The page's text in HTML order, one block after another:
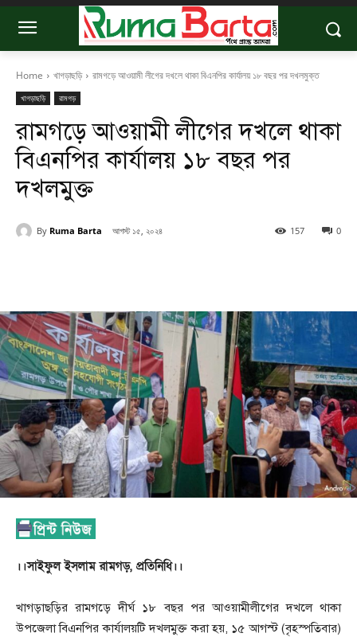
Home খাগড়াছড়ি রামগড়ে আওয়ামী লীগের দখলে থাকা বিএনপির কার্যালয় ১৮ বছর পর দখলমুক্ত
খাগড়াছড়ি রামগড়
রামগড়ে আওয়ামী লীগের দখলে থাকা
বিএনপির কার্যালয় ১৮ বছর পর
দখলমুক্ত
By Ruma Barta আগস্ট ১৫, ২০২৪ 0
157
।।সাইফুল ইসলাম রামগড়, প্রতিনিধি।।
খাগড়াছড়ির রামগড়ে দীর্ঘ ১৮ বছর পর আওয়ামীলীগের দখলে থাকা
উপজেলা বিএনপির কার্যালয়টি দখলমুক্ত করা হয়, ১৫ আগস্ট (বৃহস্পতিবার)